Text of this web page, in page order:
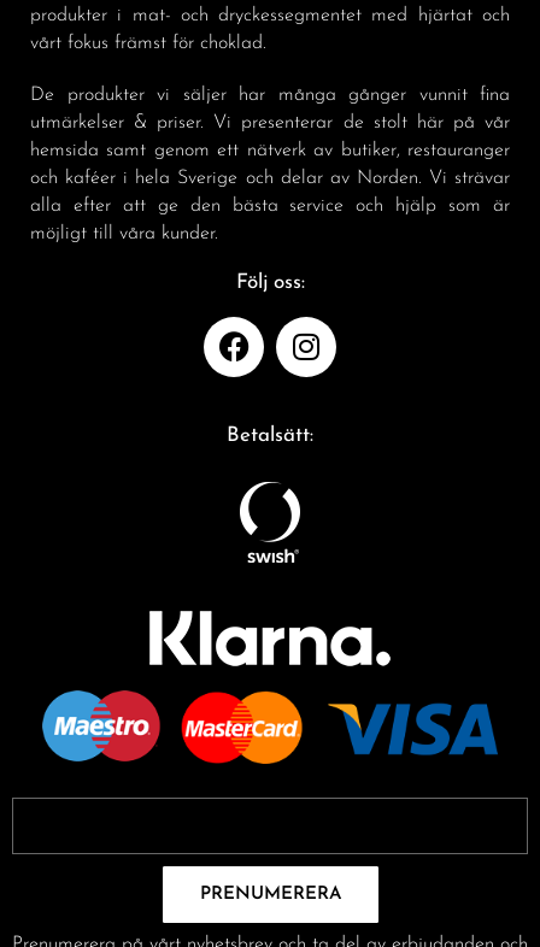
produkter i mat- och dryckessegmentet med hjärtat och
vårt fokus främst för choklad.
De produkter vi säljer har många gånger vunnit fina
utmärkelser & priser. Vi presenterar de stolt här på vår
hemsida samt genom ett nätverk av butiker, restauranger
och kaféer i hela Sverige och delar av Norden. Vi strävar
alla efter att ge den bästa service och hjälp som är
möjligt till våra kunder.
Följ oss:
Betalsätt:
PRENUMERERA